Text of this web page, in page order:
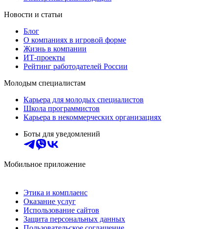
Новости и статьи
Блог
О компаниях в игровой форме
Жизнь в компании
ИТ-проекты
Рейтинг работодателей России
Молодым специалистам
Карьера для молодых специалистов
Школа программистов
Карьера в некоммерческих организациях
Боты для уведомлений
Мобильное приложение
Этика и комплаенс
Оказание услуг
Использование сайтов
Защита персональных данных